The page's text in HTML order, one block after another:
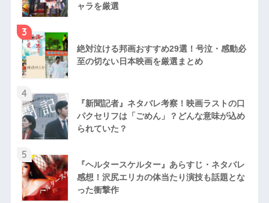
ャラを厳選
3
絶対泣ける邦画おすすめ29選！号泣・感動必
至の切ない日本映画を厳選まとめ
4
『新聞記者』ネタバレ考察！映画ラストの口
パクセリフは「ごめん」？どんな意味が込め
られていた？
5
『ヘルタースケルター』あらすじ・ネタバレ
感想！沢尻エリカの体当たり演技も話題とな
った衝撃作